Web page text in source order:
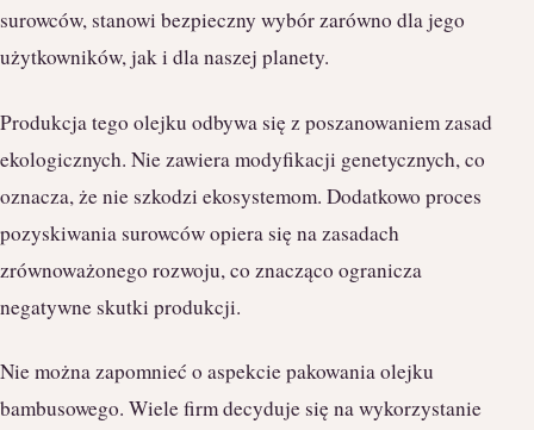
surowców, stanowi bezpieczny wybór zarówno dla jego
użytkowników, jak i dla naszej planety.
Produkcja tego olejku odbywa się z poszanowaniem zasad
ekologicznych. Nie zawiera modyfikacji genetycznych, co
oznacza, że nie szkodzi ekosystemom. Dodatkowo proces
pozyskiwania surowców opiera się na zasadach
zrównoważonego rozwoju, co znacząco ogranicza
negatywne skutki produkcji.
Nie można zapomnieć o aspekcie pakowania olejku
bambusowego. Wiele firm decyduje się na wykorzystanie